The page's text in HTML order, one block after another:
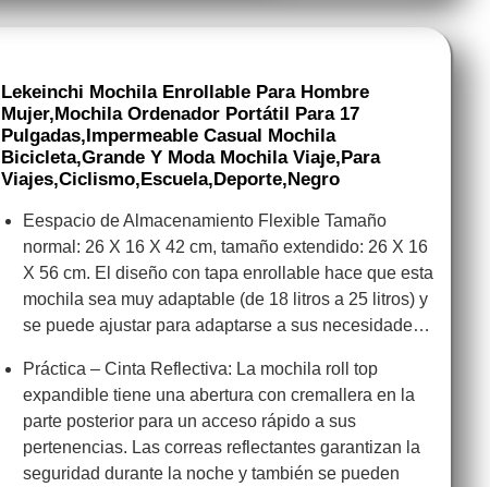
Lekeinchi Mochila Enrollable Para Hombre
Mujer,Mochila Ordenador Portátil Para 17
Pulgadas,Impermeable Casual Mochila
Bicicleta,Grande Y Moda Mochila Viaje,para
Viajes,Ciclismo,Escuela,Deporte,Negro
Eespacio de Almacenamiento Flexible Tamaño
normal: 26 X 16 X 42 cm, tamaño extendido: 26 X 16
X 56 cm. El diseño con tapa enrollable hace que esta
mochila sea muy adaptable (de 18 litros a 25 litros) y
se puede ajustar para adaptarse a sus necesidade…
Práctica – Cinta Reflectiva: La mochila roll top
expandible tiene una abertura con cremallera en la
parte posterior para un acceso rápido a sus
pertenencias. Las correas reflectantes garantizan la
seguridad durante la noche y también se pueden